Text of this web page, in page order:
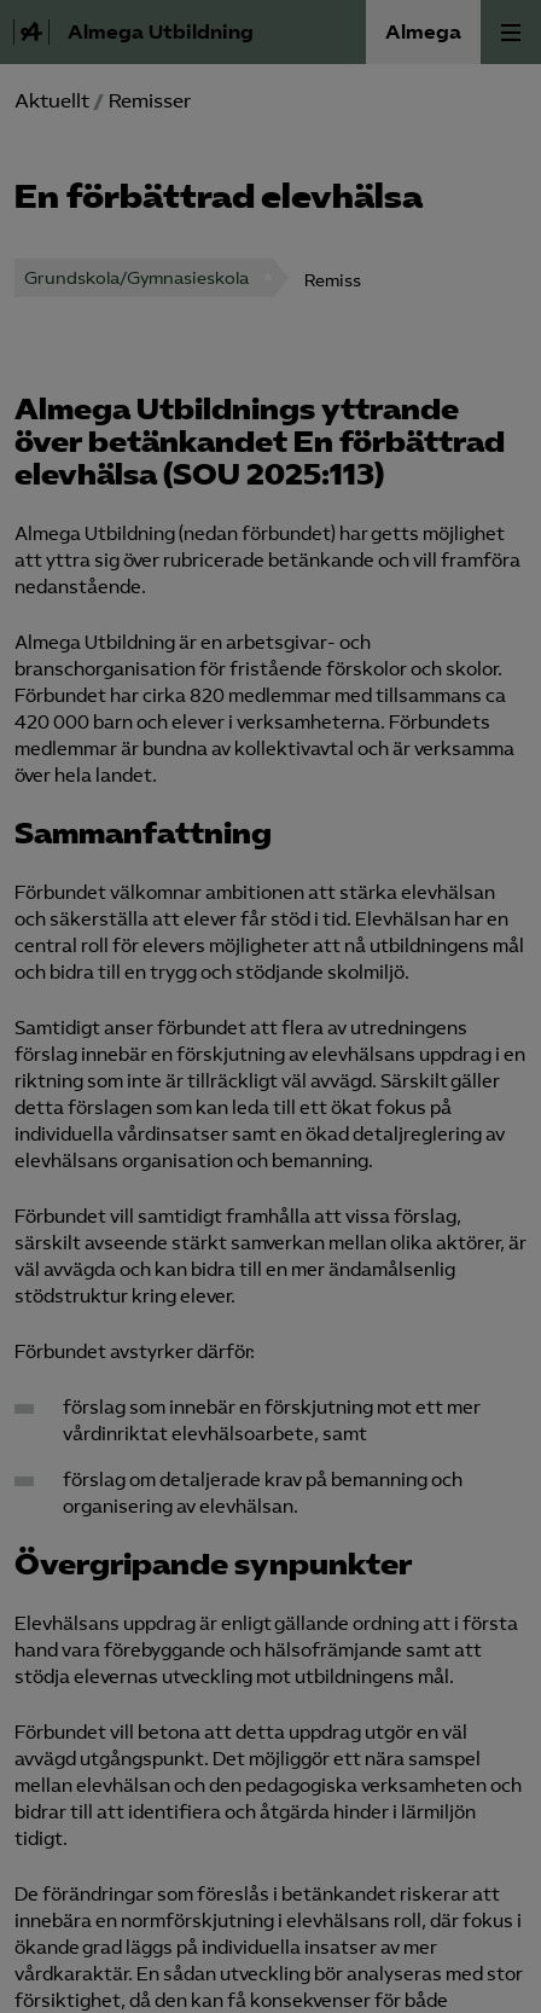
Almega Utbildning Almega
Press
Våra frågor
Om Almega Utbildning
Logga in på Arbetsgivarguiden
Sök på almegautbildning.se
Aktuellt / Remisser
En förbättrad elevhälsa
Grundskola/Gymnasieskola Remiss
Almega Utbildnings yttrande
över betänkandet En förbättrad
elevhälsa (SOU 2025:113)
Almega Utbildning (nedan förbundet) har getts möjlighet
att yttra sig över rubricerade betänkande och vill framföra
nedanstående.
Almega Utbildning är en arbetsgivar- och
branschorganisation för fristående förskolor och skolor.
Förbundet har cirka 820 medlemmar med tillsammans ca
420 000 barn och elever i verksamheterna. Förbundets
medlemmar är bundna av kollektivavtal och är verksamma
över hela landet.
Sammanfattning
Förbundet välkomnar ambitionen att stärka elevhälsan
och säkerställa att elever får stöd i tid. Elevhälsan har en
central roll för elevers möjligheter att nå utbildningens mål
och bidra till en trygg och stödjande skolmiljö.
Samtidigt anser förbundet att flera av utredningens
förslag innebär en förskjutning av elevhälsans uppdrag i en
riktning som inte är tillräckligt väl avvägd. Särskilt gäller
detta förslagen som kan leda till ett ökat fokus på
individuella vårdinsatser samt en ökad detaljreglering av
elevhälsans organisation och bemanning.
Förbundet vill samtidigt framhålla att vissa förslag,
särskilt avseende stärkt samverkan mellan olika aktörer, är
väl avvägda och kan bidra till en mer ändamålsenlig
stödstruktur kring elever.
Förbundet avstyrker därför:
förslag som innebär en förskjutning mot ett mer
vårdinriktat elevhälsoarbete, samt
förslag om detaljerade krav på bemanning och
organisering av elevhälsan.
Övergripande synpunkter
Elevhälsans uppdrag är enligt gällande ordning att i första
hand vara förebyggande och hälsofrämjande samt att
stödja elevernas utveckling mot utbildningens mål.
Förbundet vill betona att detta uppdrag utgör en väl
avvägd utgångspunkt. Det möjliggör ett nära samspel
mellan elevhälsan och den pedagogiska verksamheten och
bidrar till att identifiera och åtgärda hinder i lärmiljön
tidigt.
De förändringar som föreslås i betänkandet riskerar att
innebära en normförskjutning i elevhälsans roll, där fokus i
ökande grad läggs på individuella insatser av mer
vårdkaraktär. En sådan utveckling bör analyseras med stor
försiktighet, då den kan få konsekvenser för både